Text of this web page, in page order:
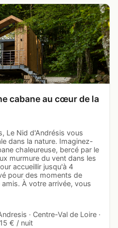
cabane au cœur de la
Le Nid d'Andrésis vous
dans la nature. Imaginez-
chaleureuse, bercé par le
murmure du vent dans les
accueillir jusqu'à 4
pour des moments de
À votre arrivée, vous
· Centre-Val de Loire ·
€ / nuit